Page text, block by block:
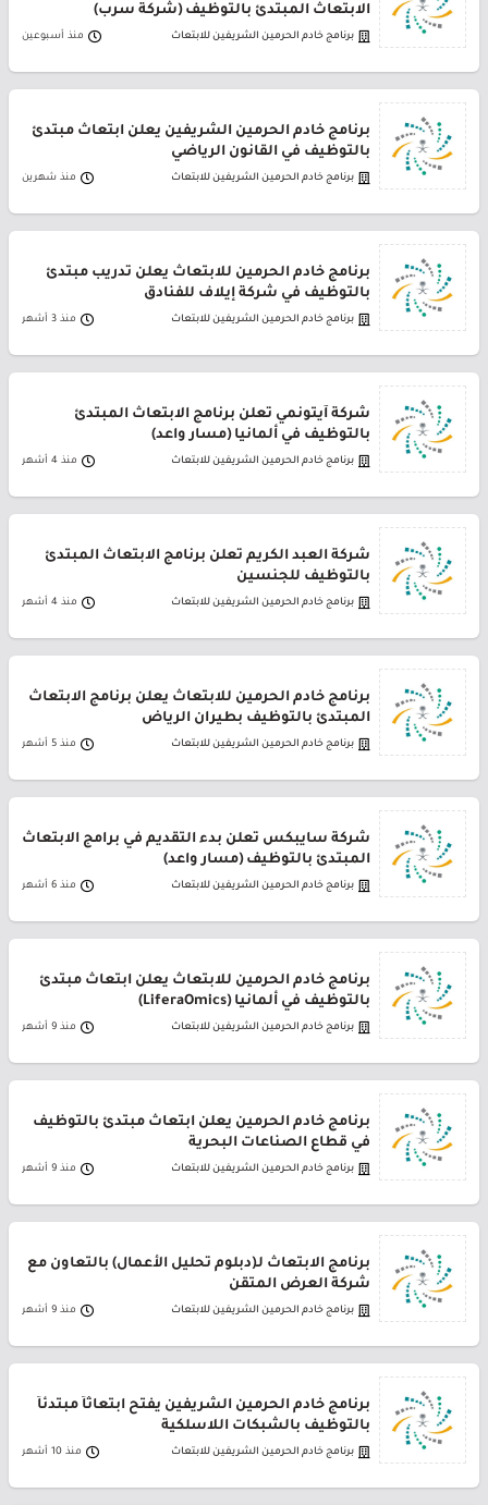
الابتعاث المبتدئ بالتوظيف (شركة سرب)
برنامج خادم الحرمين الشريفين للابتعاث منذ أسبوعين
برنامج خادم الحرمين الشريفين يعلن ابتعاث مبتدئ
بالتوظيف في القانون الرياضي
برنامج خادم الحرمين الشريفين للابتعاث منذ شهرين
برنامج خادم الحرمين للابتعاث يعلن تدريب مبتدئ
بالتوظيف في شركة إيلاف للفنادق
برنامج خادم الحرمين الشريفين للابتعاث منذ 3 أشهر
شركة آيتونمي تعلن برنامج الابتعاث المبتدئ
بالتوظيف في ألمانيا (مسار واعد)
برنامج خادم الحرمين الشريفين للابتعاث منذ 4 أشهر
شركة العبد الكريم تعلن برنامج الابتعاث المبتدئ
بالتوظيف للجنسين
برنامج خادم الحرمين الشريفين للابتعاث منذ 4 أشهر
برنامج خادم الحرمين للابتعاث يعلن برنامج الابتعاث
المبتدئ بالتوظيف بطيران الرياض
برنامج خادم الحرمين الشريفين للابتعاث منذ 5 أشهر
شركة سايبكس تعلن بدء التقديم في برامج الابتعاث
المبتدئ بالتوظيف (مسار واعد)
برنامج خادم الحرمين الشريفين للابتعاث منذ 6 أشهر
برنامج خادم الحرمين للابتعاث يعلن ابتعاث مبتدئ
بالتوظيف في ألمانيا (LiferaOmics)
برنامج خادم الحرمين الشريفين للابتعاث منذ 9 أشهر
برنامج خادم الحرمين يعلن ابتعاث مبتدئ بالتوظيف
في قطاع الصناعات البحرية
برنامج خادم الحرمين الشريفين للابتعاث منذ 9 أشهر
برنامج الابتعاث لـ(دبلوم تحليل الأعمال) بالتعاون مع
شركة العرض المتقن
برنامج خادم الحرمين الشريفين للابتعاث منذ 9 أشهر
برنامج خادم الحرمين الشريفين يفتح ابتعاثاً مبتدئاً
بالتوظيف بالشبكات اللاسلكية
برنامج خادم الحرمين الشريفين للابتعاث منذ 10 أشهر